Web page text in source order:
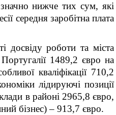
нижче тих сум, які
середня заробітна плата
досвіду роботи та міста
1489,2 євро на
кваліфікації 710,2
лідируючі позиції
в районі 2965,8 євро,
бізнес) – 913,7 євро.